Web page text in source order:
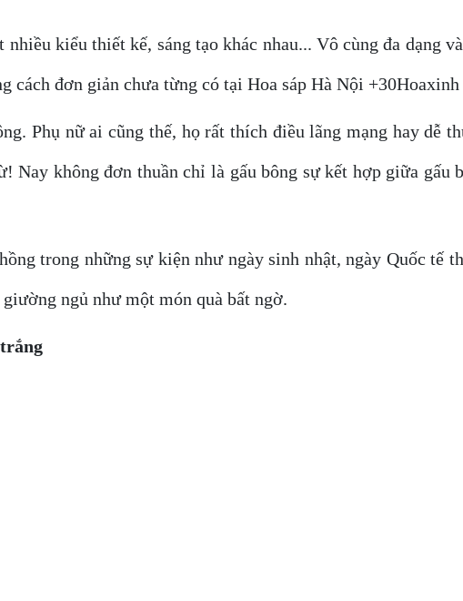
kiểu thiết kế, sáng tạo khác nhau... Vô cùng đa dạng
cách đơn giản chưa từng có tại Hoa sáp Hà Nội +30Hoaxinh
Phụ nữ ai cũng thế, họ rất thích điều lãng mạng hay dễ
không đơn thuần chỉ là gấu bông sự kết hợp giữa gấu
trong những sự kiện như ngày sinh nhật, ngày Quốc tế
ngủ như một món quà bất ngờ.